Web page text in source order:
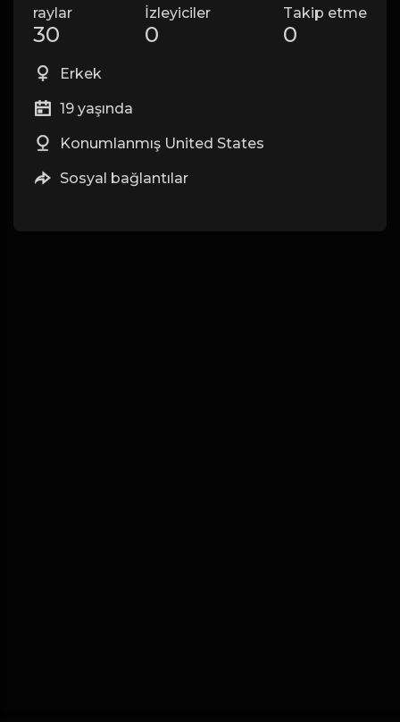
raylar
30
İzleyiciler
0
Takip etme
0
Erkek
19 yaşında
Konumlanmış United States
Sosyal bağlantılar